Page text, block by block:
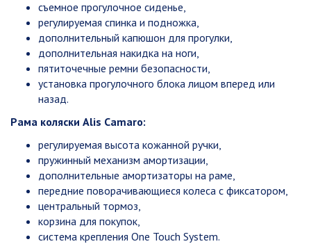
съемное прогулочное сиденье,
регулируемая спинка и подножка,
дополнительный капюшон для прогулки,
дополнительная накидка на ноги,
пятиточечные ремни безопасности,
установка прогулочного блока лицом вперед или
назад.
Рама коляски Alis Camaro:
регулируемая высота кожанной ручки,
пружинный механизм амортизации,
дополнительные амортизаторы на раме,
передние поворачивающиеся колеса с фиксатором,
центральный тормоз,
корзина для покупок,
система крепления One Touch System.